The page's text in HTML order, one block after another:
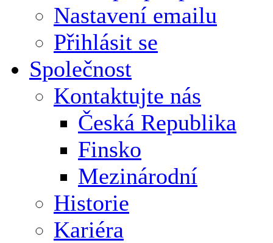
Nastavení emailu
Přihlásit se
Společnost
Kontaktujte nás
Česká Republika
Finsko
Mezinárodní
Historie
Kariéra